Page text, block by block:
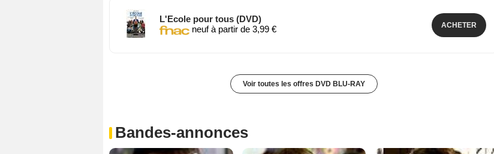
L'Ecole pour tous (DVD)
neuf à partir de 3,99 €
ACHETER
Voir toutes les offres DVD BLU-RAY
Bandes-annonces